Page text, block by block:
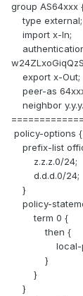
group AS64xxx
type external;
import x-In;
export x-Out;
peer-as
neighbor
policy-options {
prefix-list
z.z.z.0/24;
d.d.d.0/24;
}
policy-
term 0 {
then {
local-
}
}
}